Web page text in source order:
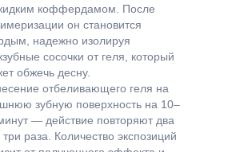
коффердамом. После
он становится
надежно изолируя
сосочки от геля, который
обжечь десну.
отбеливающего геля на
зубную поверхность на 10–
— действие повторяют два
три раза. Количество экспозиций